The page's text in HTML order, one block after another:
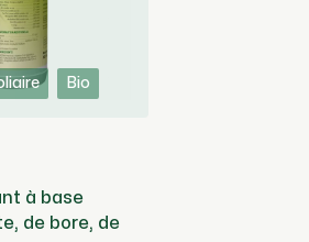
Bio
à base
de bore, de